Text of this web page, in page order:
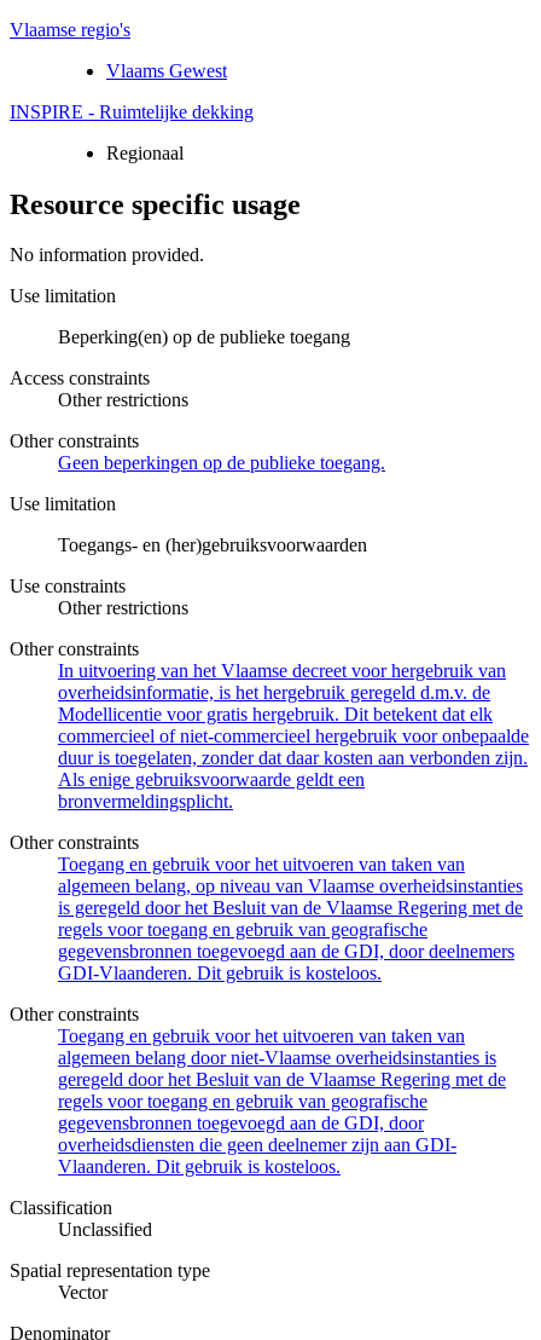
Vlaamse regio's
Vlaams Gewest
INSPIRE - Ruimtelijke dekking
Regionaal
Resource specific usage
No information provided.
Use limitation
Beperking(en) op de publieke toegang
Access constraints
Other restrictions
Other constraints
Geen beperkingen op de publieke toegang.
Use limitation
Toegangs- en (her)gebruiksvoorwaarden
Use constraints
Other restrictions
Other constraints
In uitvoering van het Vlaamse decreet voor hergebruik van
overheidsinformatie, is het hergebruik geregeld d.m.v. de
Modellicentie voor gratis hergebruik. Dit betekent dat elk
commercieel of niet-commercieel hergebruik voor onbepaalde
duur is toegelaten, zonder dat daar kosten aan verbonden zijn.
Als enige gebruiksvoorwaarde geldt een
bronvermeldingsplicht.
Other constraints
Toegang en gebruik voor het uitvoeren van taken van
algemeen belang, op niveau van Vlaamse overheidsinstanties
is geregeld door het Besluit van de Vlaamse Regering met de
regels voor toegang en gebruik van geografische
gegevensbronnen toegevoegd aan de GDI, door deelnemers
GDI-Vlaanderen. Dit gebruik is kosteloos.
Other constraints
Toegang en gebruik voor het uitvoeren van taken van
algemeen belang door niet-Vlaamse overheidsinstanties is
geregeld door het Besluit van de Vlaamse Regering met de
regels voor toegang en gebruik van geografische
gegevensbronnen toegevoegd aan de GDI, door
overheidsdiensten die geen deelnemer zijn aan GDI-
Vlaanderen. Dit gebruik is kosteloos.
Classification
Unclassified
Spatial representation type
Vector
Denominator